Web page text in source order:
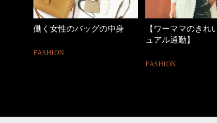
働く女性のバッグの中身
FASHION
【ワーママのきれ
ュアル通勤】
FASHION